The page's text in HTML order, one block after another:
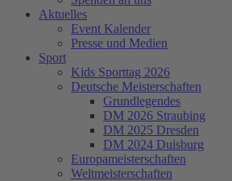
Aktuelles
Event Kalender
Presse und Medien
Sport
Kids Sporttag 2026
Deutsche Meisterschaften
Grundlegendes
DM 2026 Straubing
DM 2025 Dresden
DM 2024 Duisburg
Europameisterschaften
Weltmeisterschaften